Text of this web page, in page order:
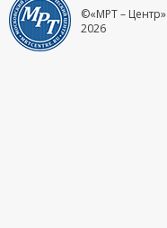
©«МРТ – Центр»
2026